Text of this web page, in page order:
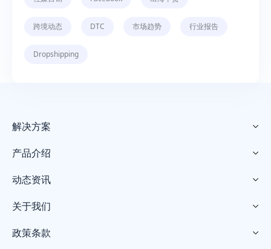
跨境动态 DTC 市场趋势 行业报告
Dropshipping
解决方案 
产品介绍 
动态资讯 
关于我们 
政策条款 